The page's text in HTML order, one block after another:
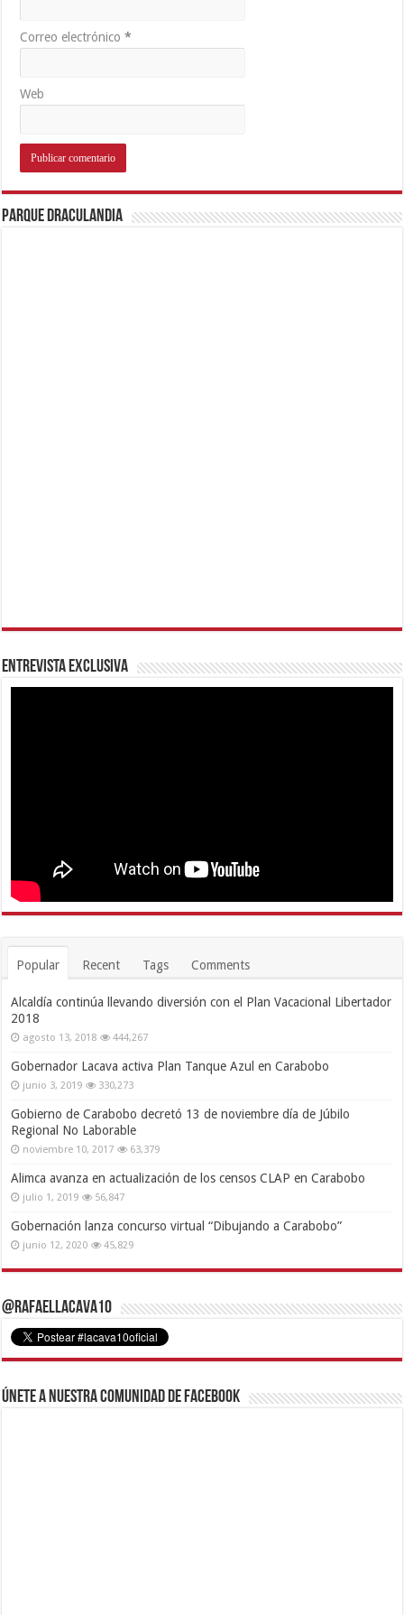
Correo electrónico*
Web
Parque Draculandia
Entrevista Exclusiva
Popular Recent Tags Comments
Alcaldía continúa llevando diversión con el Plan Vacacional Libertador
2018
agosto 13, 2018 444,267
Gobernador Lacava activa Plan Tanque Azul en Carabobo
junio 3, 2019 330,273
Gobierno de Carabobo decretó 13 de noviembre día de Júbilo
Regional No Laborable
noviembre 10, 2017 63,379
Alimca avanza en actualización de los censos CLAP en Carabobo
julio 1, 2019 56,847
Gobernación lanza concurso virtual “Dibujando a Carabobo”
junio 12, 2020 45,829
@RafaelLacava10
Únete a nuestra comunidad de Facebook